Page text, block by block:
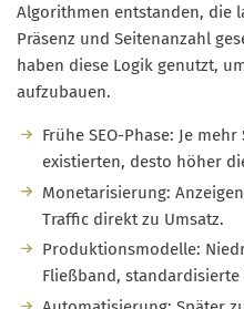
Algorithmen entstanden, die
Präsenz und Seitenanzahl
haben diese Logik genutzt,
aufzubauen.
Frühe SEO-Phase: Je
existierten, desto höher
Monetarisierung:
Traffic direkt zu Umsatz.
Produktionsmodelle:
Fließband, standardisierte